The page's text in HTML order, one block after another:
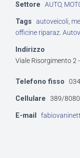
Settore AUTO,
Tags autoveicoli,
officine riparaz.
Indirizzo
Viale Risorgimento 2
Telefono fisso
Cellulare 389/
E-mail